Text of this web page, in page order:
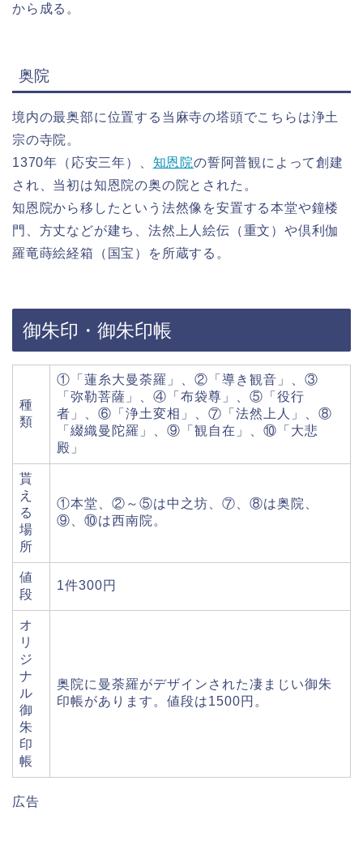
から成る。
奥院
境内の最奥部に位置する当麻寺の塔頭でこちらは浄土
宗の寺院。
1370年（応安三年）、 知恩院の誓阿普観によって創建
され、当初は知恩院の奥の院とされた。
知恩院から移したという法然像を安置する本堂や鐘楼
門、方丈などが建ち、法然上人絵伝（重文）や倶利伽
羅竜蒔絵経箱（国宝）を所蔵する。
御朱印・御朱印帳
種
類
①「蓮糸大曼荼羅」、②「導き観音」、③
「弥勒菩薩」、④「布袋尊」、⑤「役行
者」、⑥「浄土変相」、⑦「法然上人」、⑧
「綴織曼陀羅」、⑨「観自在」、⑩「大悲
殿」
貰
え
る
場
所
①本堂、②～⑤は中之坊、⑦、⑧は奥院、
⑨、⑩は西南院。
値
段
1件300円
オ
リ
ジ
ナ
ル
御
朱
印
帳
奥院に曼荼羅がデザインされた凄まじい御朱
印帳があります。値段は1500円。
広告